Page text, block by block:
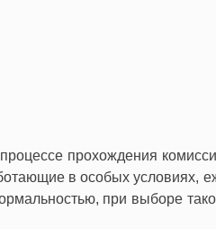
прохождения
в особых условиях,
при выборе